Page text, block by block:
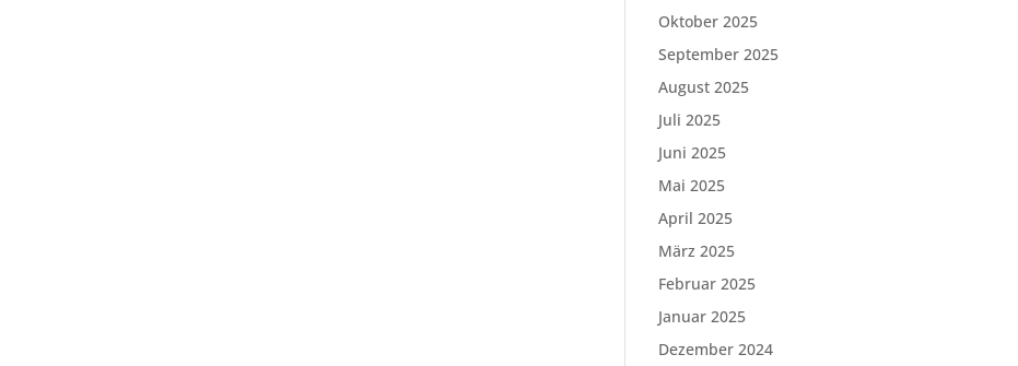
Oktober 2025
September 2025
August 2025
Juli 2025
Juni 2025
Mai 2025
April 2025
März 2025
Februar 2025
Januar 2025
Dezember 2024